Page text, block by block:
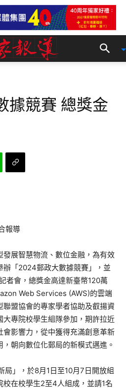
據競賽 總獎金
報導
發展智慧物流、數位金融，為有效
辦「2024郵政大數據競賽」，並
者會，總獎金高達新臺幣120萬
Web Services (AWS)的雲端
盟協會的專家學者協助及叡揚資
專院校學生組隊參加，期許拉近
影響力，從中獲得充滿創意革新
朝向數位化郵局的新模式邁進。
局」，於8月1日至10月7日開放組
校在校學生2至4人組成，並請1名